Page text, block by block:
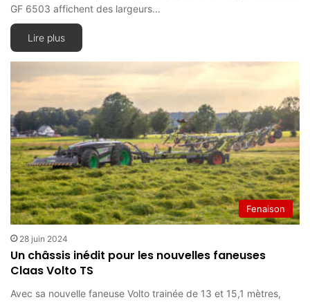
GF 6503 affichent des largeurs…
Lire plus
Fenaison
28 juin 2024
Un châssis inédit pour les nouvelles faneuses
Claas Volto TS
Avec sa nouvelle faneuse Volto trainée de 13 et 15,1 mètres,